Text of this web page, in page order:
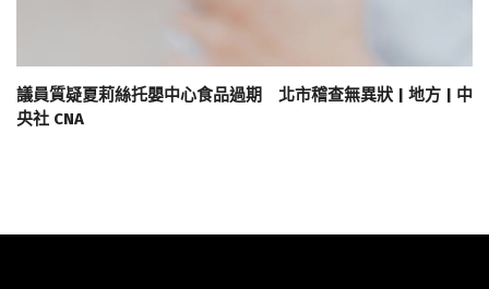
議員質疑夏莉絲托嬰中心食品過期 北市稽查無異狀 | 地方 | 中
央社 CNA